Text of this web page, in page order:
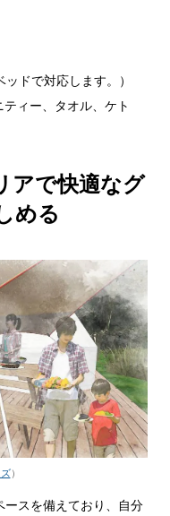
ドで対応します。）
ィー、タオル、ケト
アで快適なグ
める
）
スを備えており、自分